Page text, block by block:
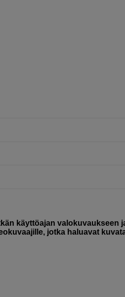
käyttöajan valokuvaukseen
jotka haluavat